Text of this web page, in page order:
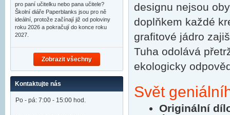
designu nejsou
doplňkem každé
grafitové jádro
Tuha odolává
ekologicky
Svět
Originální
pro paní učitelku nebo pana učitele?
Školní diáře Paperblanks jsou pro ně
ideální, protože začínají již od poloviny
roku 2026 a pokračují do konce roku
2027.
Zobrazit všechny
Kontaktujte nás
Po - pá: 7:00 - 15:00 hod.